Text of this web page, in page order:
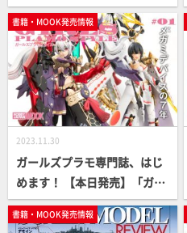
軍V作戦】
書籍・MOOK発売情報
2023.11.30
ガールズプラモ専門誌、はじ
めます！ 【本日発売】「ガー
ルズプラモスタイル #01 特
集：メガミデバイスの7年」
書籍・MOOK発売情報